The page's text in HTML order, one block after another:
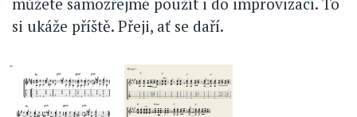
si ukáže příště. Přeji, ať se daří.